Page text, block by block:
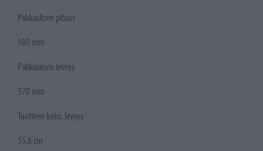
Pakkauksen pituus
980 mm
Pakkauksen leveys
570 mm
Tuotteen koko, leveys
55,8 cm